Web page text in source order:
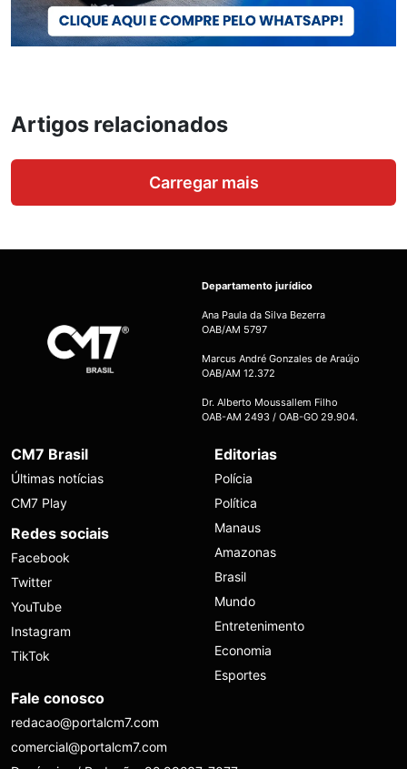
Artigos relacionados
Carregar mais
Departamento jurídico
Ana Paula da Silva Bezerra
OAB/AM 5797
Marcus André Gonzales de Araújo
OAB/AM 12.372
Dr. Alberto Moussallem Filho
OAB-AM 2493 / OAB-GO 29.904.
CM7 Brasil
Últimas notícias
CM7 Play
Redes sociais
Facebook
Twitter
YouTube
Instagram
TikTok
Editorias
Polícia
Política
Manaus
Amazonas
Brasil
Mundo
Entretenimento
Economia
Esportes
Fale conosco
redacao@portalcm7.com
comercial@portalcm7.com